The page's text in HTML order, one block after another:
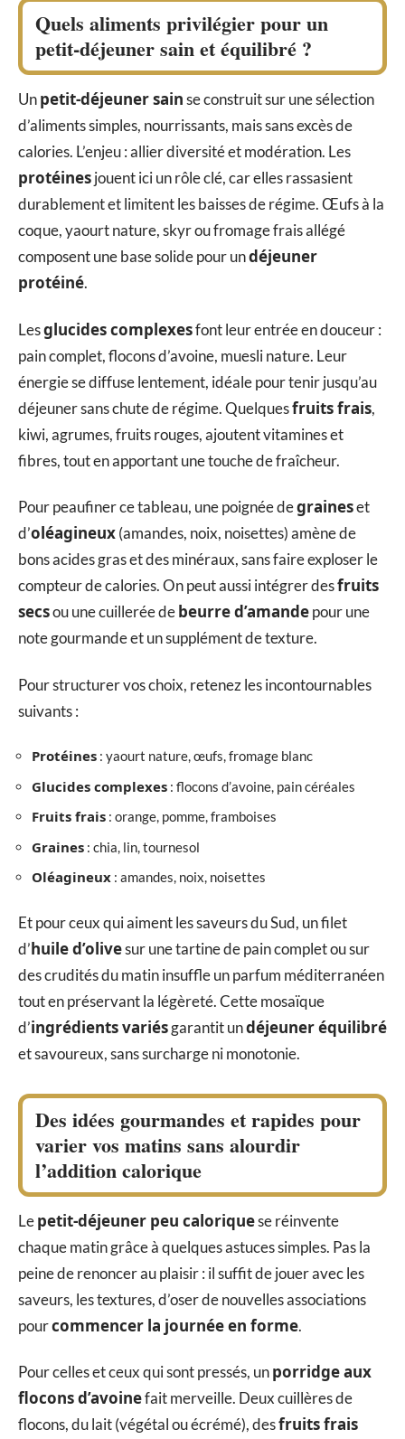
Quels aliments privilégier pour un
petit-déjeuner sain et équilibré ?
Unpetit-déjeuner sainse construit sur une sélection
d’aliments simples, nourrissants, mais sans excès de
calories. L’enjeu : allier diversité et modération. Les
protéinesjouent ici un rôle clé, car elles rassasient
durablement et limitent les baisses de régime. Œufs à la
coque, yaourt nature, skyr ou fromage frais allégé
composent une base solide pour undéjeuner
protéiné.
Lesglucides complexesfont leur entrée en douceur :
pain complet, flocons d’avoine, muesli nature. Leur
énergie se diffuse lentement, idéale pour tenir jusqu’au
déjeuner sans chute de régime. Quelquesfruits frais,
kiwi, agrumes, fruits rouges, ajoutent vitamines et
fibres, tout en apportant une touche de fraîcheur.
Pour peaufiner ce tableau, une poignée degraineset
d’oléagineux(amandes, noix, noisettes) amène de
bons acides gras et des minéraux, sans faire exploser le
compteur de calories. On peut aussi intégrer desfruits
secsou une cuillerée debeurre d’amandepour une
note gourmande et un supplément de texture.
Pour structurer vos choix, retenez les incontournables
suivants :
Protéines : yaourt nature, œufs, fromage blanc
Glucides complexes : flocons d’avoine, pain céréales
Fruits frais : orange, pomme, framboises
Graines : chia, lin, tournesol
Oléagineux : amandes, noix, noisettes
Et pour ceux qui aiment les saveurs du Sud, un filet
d’huile d’olivesur une tartine de pain complet ou sur
des crudités du matin insuffle un parfum méditerranéen
tout en préservant la légèreté. Cette mosaïque
d’ingrédients variésgarantit undéjeuner équilibré
et savoureux, sans surcharge ni monotonie.
Des idées gourmandes et rapides pour
varier vos matins sans alourdir
l’addition calorique
Lepetit-déjeuner peu caloriquese réinvente
chaque matin grâce à quelques astuces simples. Pas la
peine de renoncer au plaisir : il suffit de jouer avec les
saveurs, les textures, d’oser de nouvelles associations
pourcommencer la journée en forme.
Pour celles et ceux qui sont pressés, unporridge aux
flocons d’avoinefait merveille. Deux cuillères de
flocons, du lait (végétal ou écrémé), desfruits frais